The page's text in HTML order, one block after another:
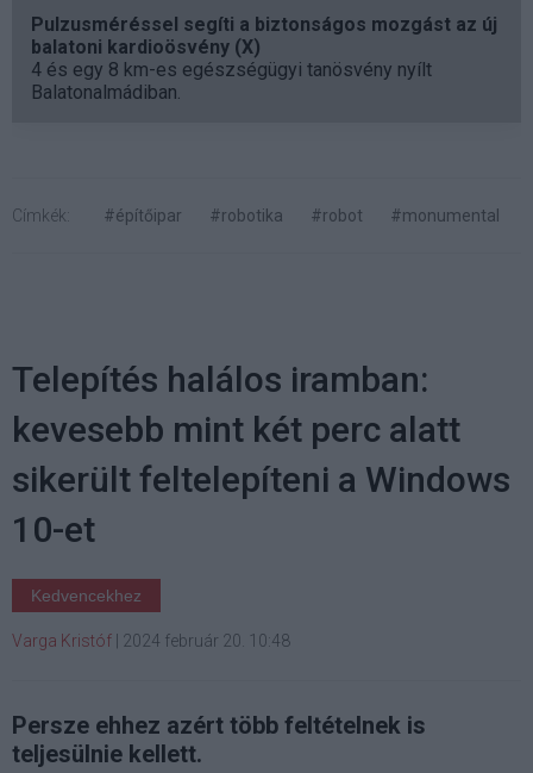
Pulzusméréssel segíti a biztonságos mozgást az új
balatoni kardioösvény (X)
4 és egy 8 km-es egészségügyi tanösvény nyílt
Balatonalmádiban.
Címkék: #építőipar #robotika #robot #monumental
Telepítés halálos iramban:
kevesebb mint két perc alatt
sikerült feltelepíteni a Windows
10-et
Kedvencekhez
Varga Kristóf 2024 február 20. 10:48
Persze ehhez azért több feltételnek is
teljesülnie kellett.